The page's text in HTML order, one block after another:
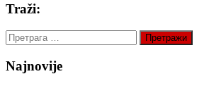
Traži:
Претрага
за:
Najnovije